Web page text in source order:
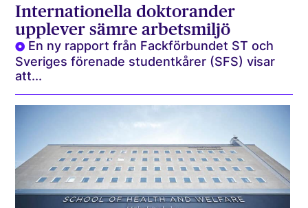
Internationella doktorander
upplever sämre arbetsmiljö
En ny rapport från Fackförbundet ST och
Sveriges förenade studentkårer (SFS) visar
att...